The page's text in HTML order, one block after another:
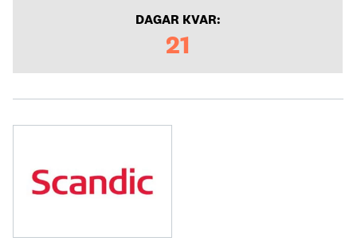
DAGAR KVAR:
21